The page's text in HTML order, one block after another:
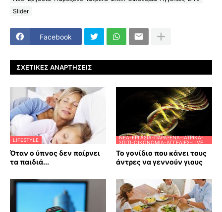
Slider
Facebook
ΣΧΕΤΙΚΈΣ ΑΝΑΡΤΉΣΕΙΣ
LIFESTYLE
Όταν ο ύπνος δεν παίρνει
τα παιδιά...
ΝΈΑ-ΕΡΓΑΣΊΑ-ΠΑΡΆΞΕΝΑ-ΙΑΤΡΙΚΆ-
ΣΠΊΤΙ-ΟΙΚΟΝΟΜΊΑ-ΑΓΓΕΛΊΕΣ-LIVE
Το γονίδιο που κάνει τους
άντρες να γεννούν γιους